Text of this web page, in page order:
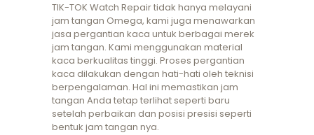
TIK-TOK Watch Repair tidak hanya melayani
jam tangan Omega, kami juga menawarkan
jasa pergantian kaca untuk berbagai merek
jam tangan. Kami menggunakan material
kaca berkualitas tinggi. Proses pergantian
kaca dilakukan dengan hati-hati oleh teknisi
berpengalaman. Hal ini memastikan jam
tangan Anda tetap terlihat seperti baru
setelah perbaikan dan posisi presisi seperti
bentuk jam tangan nya.